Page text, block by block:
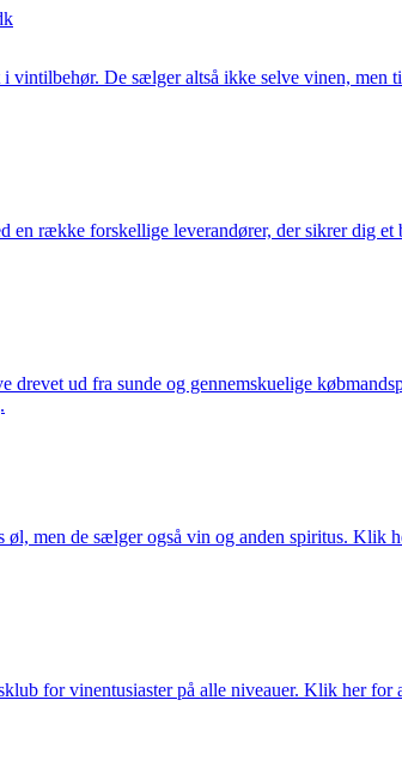
vintilbehør. De sælger altså ikke selve vinen, men
en række forskellige leverandører, der sikrer dig
drevet ud fra sunde og gennemskuelige
men de sælger også vin og anden spiritus. Klik
for vinentusiaster på alle niveauer. Klik her for